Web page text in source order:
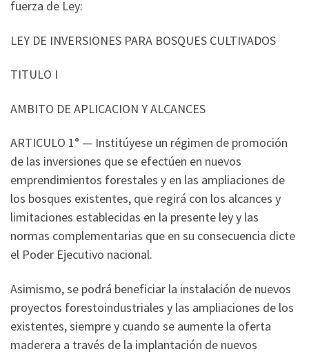
fuerza de Ley:
LEY DE INVERSIONES PARA BOSQUES CULTIVADOS
TITULO I
AMBITO DE APLICACION Y ALCANCES
ARTICULO 1° — Institúyese un régimen de promoción
de las inversiones que se efectúen en nuevos
emprendimientos forestales y en las ampliaciones de
los bosques existentes, que regirá con los alcances y
limitaciones establecidas en la presente ley y las
normas complementarias que en su consecuencia dicte
el Poder Ejecutivo nacional.
Asimismo, se podrá beneficiar la instalación de nuevos
proyectos forestoindustriales y las ampliaciones de los
existentes, siempre y cuando se aumente la oferta
maderera a través de la implantación de nuevos